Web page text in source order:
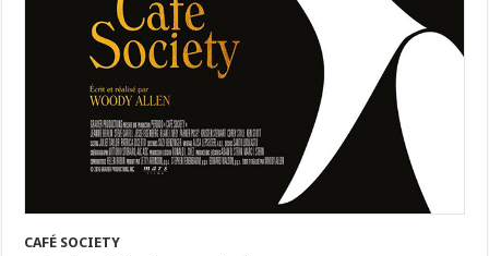
CAFÉ SOCIETY